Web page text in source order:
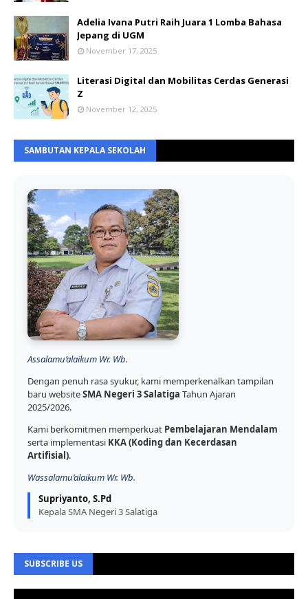
Adelia Ivana Putri Raih Juara 1 Lomba Bahasa
Jepang di UGM
November 17, 2025
Literasi Digital dan Mobilitas Cerdas Generasi
Z
November 12, 2025
SAMBUTAN KEPALA SEKOLAH
Assalamu’alaikum Wr. Wb.
Dengan penuh rasa syukur, kami memperkenalkan tampilan
baru websiteSMA Negeri 3 Salatiga Tahun Ajaran
2025/2026.
Kami berkomitmen memperkuat Pembelajaran Mendalam
serta implementasi KKA (Koding dan Kecerdasan
Artifisial).
Wassalamu’alaikum Wr. Wb.
Supriyanto, S.Pd
Kepala SMA Negeri 3 Salatiga
SUBSCRIBE US